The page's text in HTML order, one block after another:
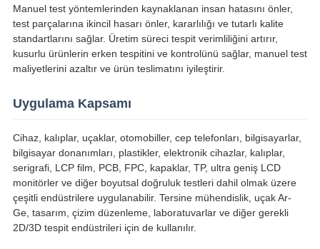
Manuel test yöntemlerinden kaynaklanan insan hatasını önler,
test parçalarına ikincil hasarı önler, kararlılığı ve tutarlı kalite
standartlarını sağlar. Üretim süreci tespit verimliliğini artırır,
kusurlu ürünlerin erken tespitini ve kontrolünü sağlar, manuel test
maliyetlerini azaltır ve ürün teslimatını iyileştirir.
Uygulama Kapsamı
Cihaz, kalıplar, uçaklar, otomobiller, cep telefonları, bilgisayarlar,
bilgisayar donanımları, plastikler, elektronik cihazlar, kalıplar,
serigrafi, LCP film, PCB, FPC, kapaklar, TP, ultra geniş LCD
monitörler ve diğer boyutsal doğruluk testleri dahil olmak üzere
çeşitli endüstrilere uygulanabilir. Tersine mühendislik, uçak Ar-
Ge, tasarım, çizim düzenleme, laboratuvarlar ve diğer gerekli
2D/3D tespit endüstrileri için de kullanılır.